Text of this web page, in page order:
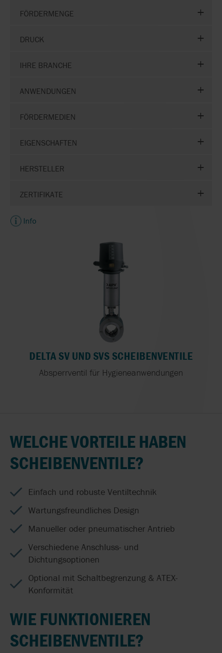
FÖRDERMENGE
DRUCK
IHRE BRANCHE
ANWENDUNGEN
FÖRDERMEDIEN
EIGENSCHAFTEN
HERSTELLER
ZERTIFIKATE
Info
DELTA SV UND SVS SCHEIBENVENTILE
Absperrventil für Hygieneanwendungen
WELCHE VORTEILE HABEN
SCHEIBENVENTILE?
Einfach und robuste Ventiltechnik
Wartungsfreundliches Design
Manueller oder pneumatischer Antrieb
Verschiedene Anschluss- und
Dichtungsoptionen
Optional mit Schaltbegrenzung & ATEX-
Konformität
WIE FUNKTIONIEREN
SCHEIBENVENTILE?